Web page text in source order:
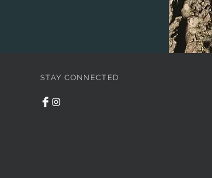
STAY CONNECTED